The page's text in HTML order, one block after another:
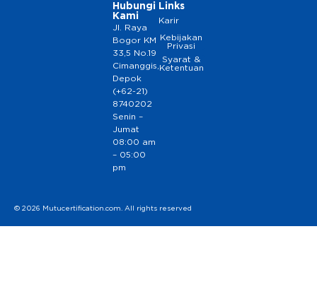
Hubungi
Kami
Jl. Raya
Bogor KM
33,5 No.19
Cimanggis,
Depok
(+62-21)
8740202
Senin –
Jumat
08:00 am
– 05:00
pm
Links
Karir
Kebijakan
Privasi
Syarat &
Ketentuan
© 2026 Mutucertification.com. All rights reserved